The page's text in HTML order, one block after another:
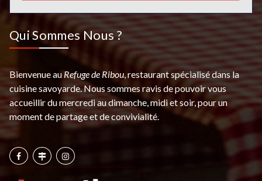
Qui Sommes Nous ?
Bienvenue auRefuge de Ribou, restaurant spécialisé dans la
cuisine savoyarde. Nous sommes ravis de pouvoir vous
accueillir du mercredi au dimanche, midi et soir, pour un
moment de partage et de convivialité.